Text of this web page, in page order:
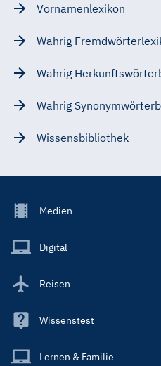
Vornamenlexikon
Wahrig
Wahrig
Wahrig
Wissensbibliothek
Footer
Main
Medien
Digital
Reisen
Wissenstest
Lernen & Familie